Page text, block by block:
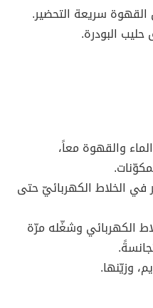
سريعة التحضير.
البودرة.
والقهوة معاً،
الخلاط الكهربائيّ حتى
الكهربائي وشغّله مرّة
وزيّنها.